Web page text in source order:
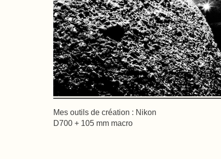
Mes outils de création : Nikon
D700 + 105 mm macro